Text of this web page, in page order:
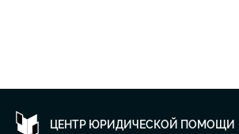
ЦЕНТР ЮРИДИЧЕСКОЙ ПОМОЩИ